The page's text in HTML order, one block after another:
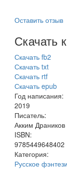
Оставить отзыв
Скачать
Скачать fb2
Скачать txt
Скачать rtf
Скачать epub
Год написания:
2019
Писатель:
Акким Драников
ISBN:
9785449648402
Категория:
Русское фэнтези